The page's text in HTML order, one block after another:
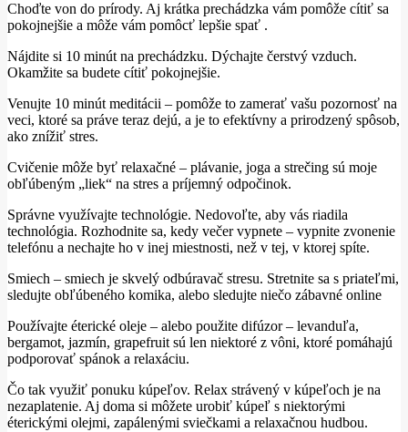
Choďte von do prírody. Aj krátka prechádzka vám pomôže cítiť sa
pokojnejšie a môže vám pomôcť lepšie spať .
Nájdite si 10 minút na prechádzku. Dýchajte čerstvý vzduch.
Okamžite sa budete cítiť pokojnejšie.
Venujte 10 minút meditácii – pomôže to zamerať vašu pozornosť na
veci, ktoré sa práve teraz dejú, a je to efektívny a prirodzený spôsob,
ako znížiť stres.
Cvičenie môže byť relaxačné – plávanie, joga a strečing sú moje
obľúbeným „liek“ na stres a príjemný odpočinok.
Správne využívajte technológie. Nedovoľte, aby vás riadila
technológia. Rozhodnite sa, kedy večer vypnete – vypnite zvonenie
telefónu a nechajte ho v inej miestnosti, než v tej, v ktorej spíte.
Smiech – smiech je skvelý odbúravač stresu. Stretnite sa s priateľmi,
sledujte obľúbeného komika, alebo sledujte niečo zábavné online
Používajte éterické oleje – alebo použite difúzor – levanduľa,
bergamot, jazmín, grapefruit sú len niektoré z vôni, ktoré pomáhajú
podporovať spánok a relaxáciu.
Čo tak využiť ponuku kúpeľov. Relax strávený v kúpeľoch je na
nezaplatenie. Aj doma si môžete urobiť kúpeľ s niektorými
éterickými olejmi, zapálenými sviečkami a relaxačnou hudbou.